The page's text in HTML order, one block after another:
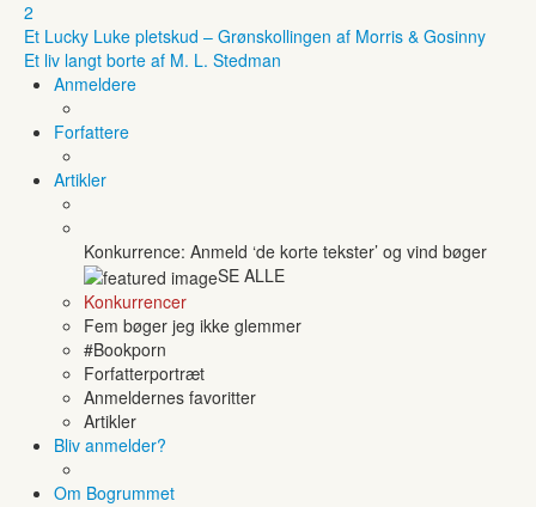
2
Et Lucky Luke pletskud – Grønskollingen af Morris & Gosinny
Et liv langt borte af M. L. Stedman
Anmeldere
Forfattere
Artikler
Konkurrence: Anmeld ‘de korte tekster’ og vind bøger
SE ALLE
Konkurrencer
Fem bøger jeg ikke glemmer
#Bookporn
Forfatterportræt
Anmeldernes favoritter
Artikler
Bliv anmelder?
Om Bogrummet